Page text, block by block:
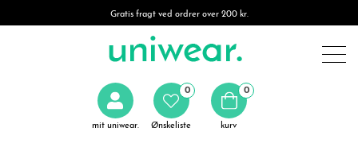
Gratis fragt ved ordrer over 200 kr.
mit uniwear. Ønskeliste
0 0
kurv